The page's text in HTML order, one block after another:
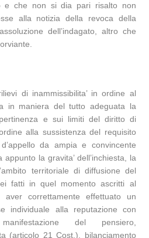
e che non si dia pari risalto non
alla notizia della revoca della
dell’indagato, altro che
di inammissibilita’ in ordine al
in maniera del tutto adeguata la
e sui limiti del diritto di
alla sussistenza del requisito
da ampia e convincente
la gravita’ dell’inchiesta, la
territoriale di diffusione del
fatti in quel momento ascritti al
aver correttamente effettuato un
individuale alla reputazione con
del pensiero,
(articolo 21 Cost.), bilanciamento